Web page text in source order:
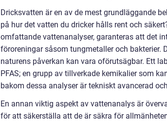
Dricksvatten är en av de mest grundläggande
på hur det vatten du dricker hålls rent och
omfattande vattenanalyser, garanteras att det
föroreningar såsom tungmetaller och bakterier.
naturens påverkan kan vara oförutsägbar. Ett
PFAS; en grupp av tillverkade kemikalier som
bakom dessa analyser är tekniskt avancerad
En annan viktig aspekt av vattenanalys är
för att säkerställa att de är säkra för